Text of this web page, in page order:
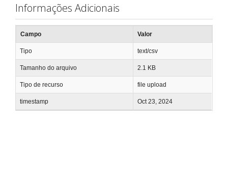
Informações Adicionais
Campo Valor
Tipo text/csv
Tamanho do arquivo 2.1 KB
Tipo de recurso file upload
timestamp Oct 23, 2024